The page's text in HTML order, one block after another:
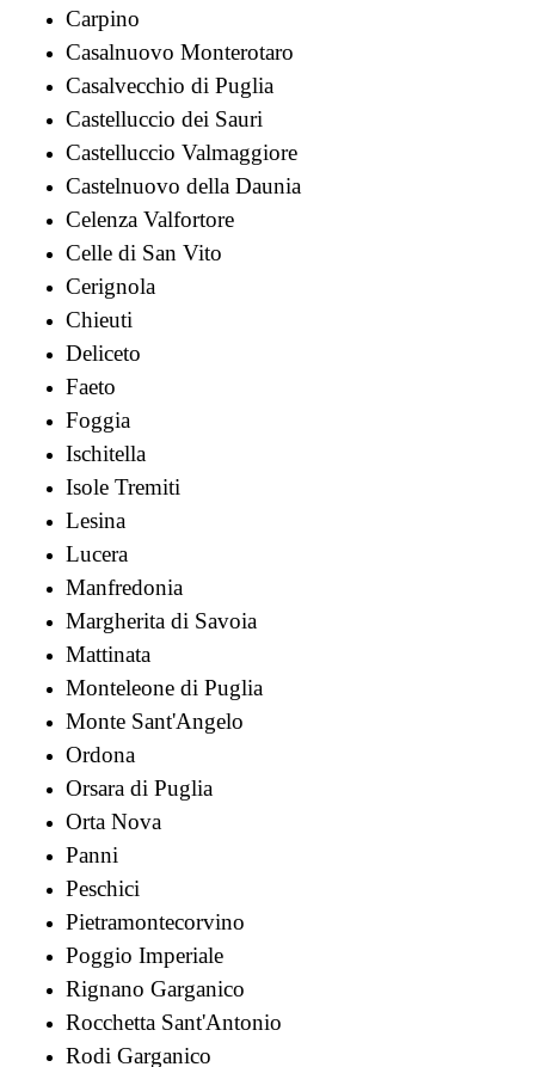
Carpino
Casalnuovo Monterotaro
Casalvecchio di Puglia
Castelluccio dei Sauri
Castelluccio Valmaggiore
Castelnuovo della Daunia
Celenza Valfortore
Celle di San Vito
Cerignola
Chieuti
Deliceto
Faeto
Foggia
Ischitella
Isole Tremiti
Lesina
Lucera
Manfredonia
Margherita di Savoia
Mattinata
Monteleone di Puglia
Monte Sant'Angelo
Ordona
Orsara di Puglia
Orta Nova
Panni
Peschici
Pietramontecorvino
Poggio Imperiale
Rignano Garganico
Rocchetta Sant'Antonio
Rodi Garganico